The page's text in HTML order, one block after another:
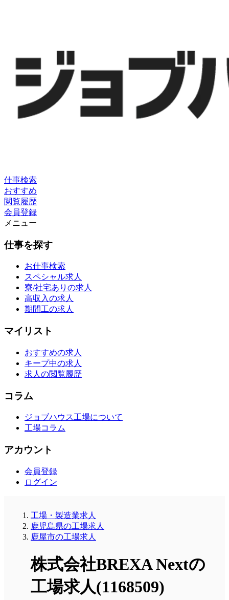
仕事検索
おすすめ
閲覧履歴
会員登録
メニュー
仕事を探す
お仕事検索
スペシャル求人
寮/社宅ありの求人
高収入の求人
期間工の求人
マイリスト
おすすめの求人
キープ中の求人
求人の閲覧履歴
コラム
ジョブハウス工場について
工場コラム
アカウント
会員登録
ログイン
工場・製造業求人
鹿児島県の工場求人
鹿屋市の工場求人
株式会社BREXA Nextの
工場求人(1168509)